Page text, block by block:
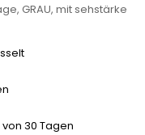
, GRAU, mit sehstärke
30 Tagen